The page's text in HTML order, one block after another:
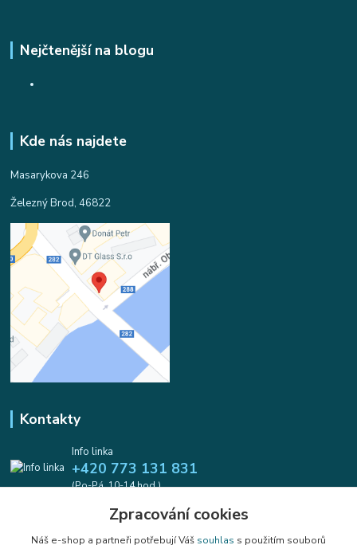
Nejčtenější na blogu
Kde nás najdete
Masarykova 246
Železný Brod, 46822
Kontakty
Info linka
+420 773 131 831
(Po-Pá, 10-14 hod.)
info@koralkomat.czZpracování cookies
Náš e-shop a partneři potřebují Váš souhlas s použitím souborů